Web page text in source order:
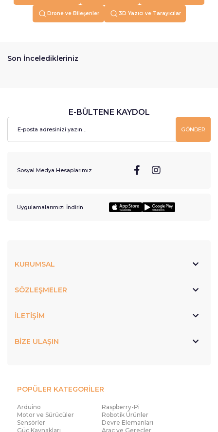
Drone ve Bileşenler 3D Yazıcı ve Tarayıcılar
Son İnceledikleriniz
E-BÜLTENE KAYDOL
GÖNDER
Sosyal Medya Hesaplarımız
Uygulamalarımızı İndirin
KURUMSAL
SÖZLEŞMELER
İLETİŞİM
BİZE ULAŞIN
POPÜLER KATEGORİLER
Arduino
Raspberry-Pi
Motor ve Sürücüler
Robotik Ürünler
Sensörler
Devre Elemanları
Güç Kaynakları
Araç ve Gereçler